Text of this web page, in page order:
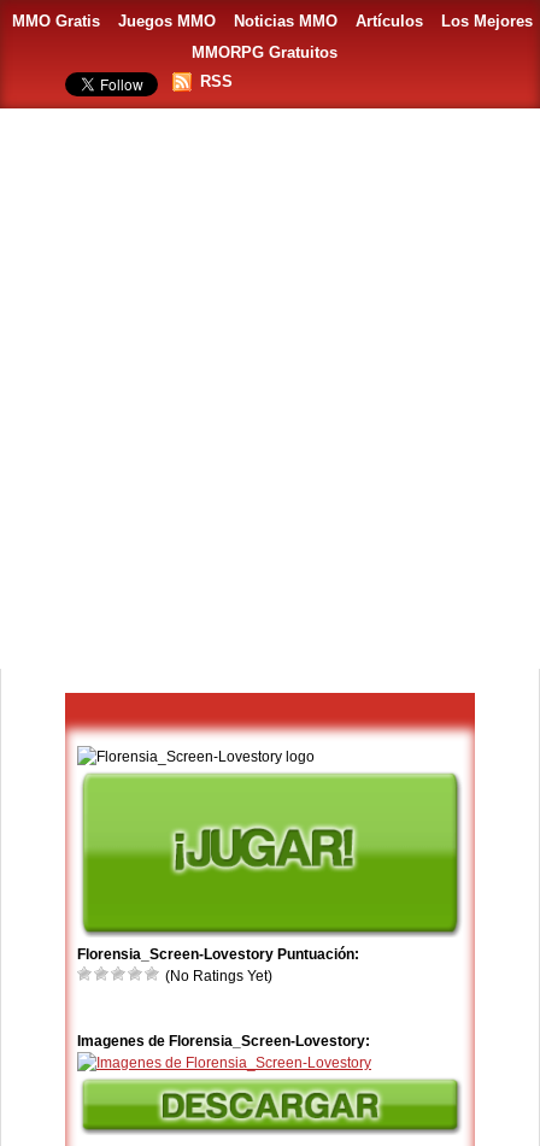
MMO Gratis Juegos MMO Noticias MMO Artículos
Los Mejores
MMORPG Gratuitos
RSS
Florensia_Screen-Lovestory Puntuación:
(No Ratings Yet)
Imagenes de Florensia_Screen-Lovestory: